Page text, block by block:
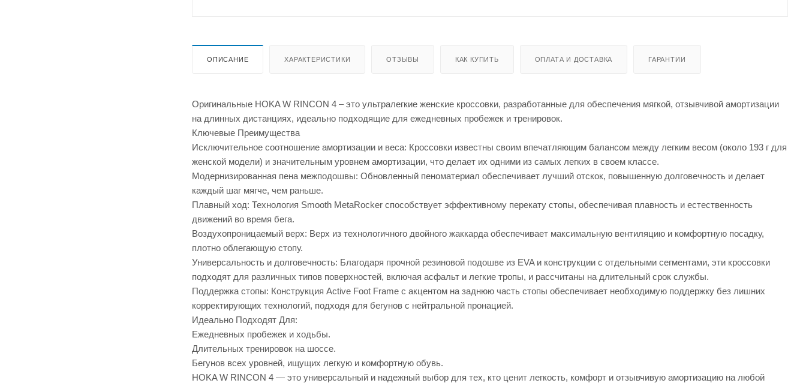
ОПИСАНИЕ ХАРАКТЕРИСТИКИ ОТЗЫВЫ КАК КУПИТЬ ОПЛАТА И ДОСТАВКА ГАРАНТИИ
Оригинальные HOKA W RINCON 4 – это ультралегкие женские кроссовки, разработанные для обеспечения мягкой, отзывчивой амортизации
на длинных дистанциях, идеально подходящие для ежедневных пробежек и тренировок.
Ключевые Преимущества
Исключительное соотношение амортизации и веса: Кроссовки известны своим впечатляющим балансом между легким весом (около 193 г для
женской модели) и значительным уровнем амортизации, что делает их одними из самых легких в своем классе.
Модернизированная пена межподошвы: Обновленный пеноматериал обеспечивает лучший отскок, повышенную долговечность и делает
каждый шаг мягче, чем раньше.
Плавный ход: Технология Smooth MetaRocker способствует эффективному перекату стопы, обеспечивая плавность и естественность
движений во время бега.
Воздухопроницаемый верх: Верх из технологичного двойного жаккарда обеспечивает максимальную вентиляцию и комфортную посадку,
плотно облегающую стопу.
Универсальность и долговечность: Благодаря прочной резиновой подошве из EVA и конструкции с отдельными сегментами, эти кроссовки
подходят для различных типов поверхностей, включая асфальт и легкие тропы, и рассчитаны на длительный срок службы.
Поддержка стопы: Конструкция Active Foot Frame с акцентом на заднюю часть стопы обеспечивает необходимую поддержку без лишних
корректирующих технологий, подходя для бегунов с нейтральной пронацией.
Идеально Подходят Для:
Ежедневных пробежек и ходьбы.
Длительных тренировок на шоссе.
Бегунов всех уровней, ищущих легкую и комфортную обувь.
HOKA W RINCON 4 — это универсальный и надежный выбор для тех, кто ценит легкость, комфорт и отзывчивую амортизацию на любой